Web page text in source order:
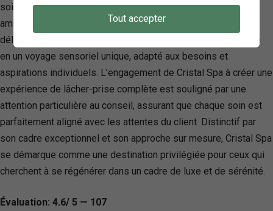
soins du visage et du corps personnalisés. À travers une
ambiance enveloppée de lumières apaisantes, de parfums
délicats et de musiques douces, chaque visite se transforme
en un voyage sensoriel unique, adapté aux besoins et
aspirations individuels. L’engagement de Cristal Spa à créer une
expérience de lâcher-prise complète est souligné par une
attention particulière au conseil, assurant que chaque soin est
parfaitement aligné avec les attentes du client. Distinctif par
son cadre exceptionnel et son approche sur mesure, Cristal Spa
se démarque comme une destination privilégiée pour ceux qui
cherchent à se régénérer dans un cadre de luxe et de sérénité.
Évaluation: 4.6/ 5 — 107
Tout accepter